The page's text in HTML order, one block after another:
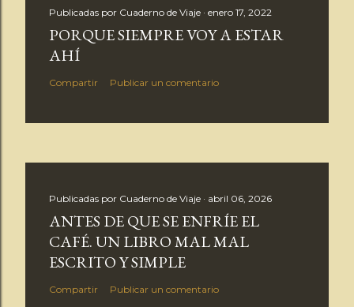
Publicadas por Cuaderno de Viaje enero 17, 2022
PORQUE SIEMPRE VOY A ESTAR
AHÍ
Compartir Publicar un comentario
Publicadas por Cuaderno de Viaje abril 06, 2026
ANTES DE QUE SE ENFRÍE EL
CAFÉ. UN LIBRO MAL MAL
ESCRITO Y SIMPLE
Compartir Publicar un comentario